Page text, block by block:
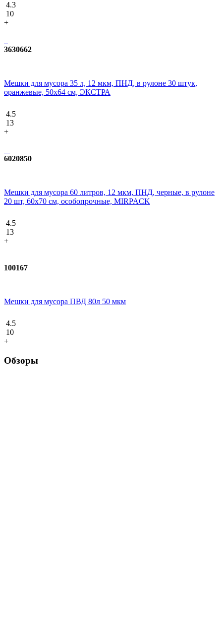
4.3
10
+
3630662
Мешки для мусора 35 л, 12 мкм, ПНД, в рулоне 30 штук,
оранжевые, 50х64 см, ЭКСТРА
4.5
13
+
6020850
Мешки для мусора 60 литров, 12 мкм, ПНД, черные, в рулоне
20 шт, 60х70 см, особопрочные, MIRPACK
4.5
13
+
100167
Мешки для мусора ПВД 80л 50 мкм
4.5
10
+
Обзоры